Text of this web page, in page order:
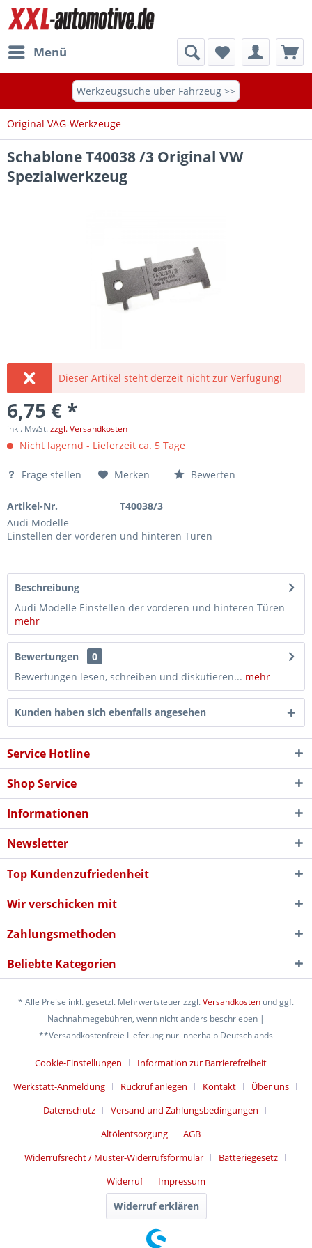
Menü
Werkzeugsuche über Fahrzeug >>
Original VAG-Werkzeuge
Schablone T40038 /3 Original VW
Spezialwerkzeug
Dieser Artikel steht derzeit nicht zur Verfügung!
6,75 € *
inkl. MwSt.zzgl. Versandkosten
Nicht lagernd - Lieferzeit ca. 5 Tage
Frage stellen Merken Bewerten
Artikel-Nr.
T40038/3
Audi Modelle
Einstellen der vorderen und hinteren Türen
Beschreibung
Audi Modelle Einstellen der vorderen und hinteren Türen
mehr
Bewertungen
0
Bewertungen lesen, schreiben und diskutieren... mehr
Kunden haben sich ebenfalls angesehen
Service Hotline
Shop Service
Informationen
Newsletter
Top Kundenzufriedenheit
Wir verschicken mit
Zahlungsmethoden
Beliebte Kategorien
* Alle Preise inkl. gesetzl. Mehrwertsteuer zzgl.Versandkosten und ggf.
Nachnahmegebühren, wenn nicht anders beschrieben |
**Versandkostenfreie Lieferung nur innerhalb Deutschlands
Cookie-Einstellungen
Information zur Barrierefreiheit
Werkstatt-Anmeldung
Rückruf anlegen Kontakt
Über uns
Datenschutz
Versand und Zahlungsbedingungen
Altölentsorgung
AGB
Widerrufsrecht / Muster-Widerrufsformular
Batteriegesetz
Widerruf
Impressum
Widerruf erklären